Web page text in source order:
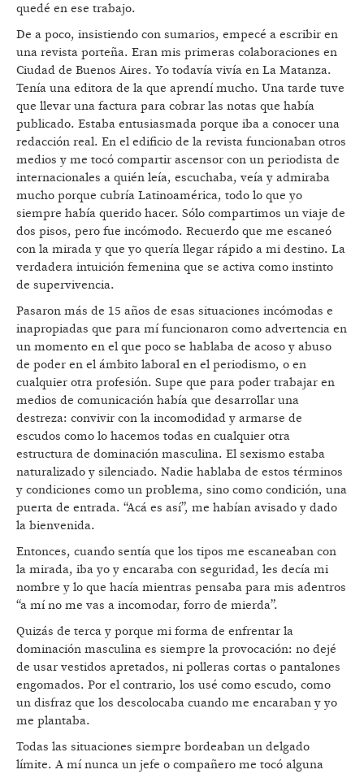
quedé en ese trabajo.
De a poco, insistiendo con sumarios, empecé a escribir en
una revista porteña. Eran mis primeras colaboraciones en
Ciudad de Buenos Aires. Yo todavía vivía en La Matanza.
Tenía una editora de la que aprendí mucho. Una tarde tuve
que llevar una factura para cobrar las notas que había
publicado. Estaba entusiasmada porque iba a conocer una
redacción real. En el edificio de la revista funcionaban otros
medios y me tocó compartir ascensor con un periodista de
internacionales a quién leía, escuchaba, veía y admiraba
mucho porque cubría Latinoamérica, todo lo que yo
siempre había querido hacer. Sólo compartimos un viaje de
dos pisos, pero fue incómodo. Recuerdo que me escaneó
con la mirada y que yo quería llegar rápido a mi destino. La
verdadera intuición femenina que se activa como instinto
de supervivencia.
Pasaron más de 15 años de esas situaciones incómodas e
inapropiadas que para mí funcionaron como advertencia en
un momento en el que poco se hablaba de acoso y abuso
de poder en el ámbito laboral en el periodismo, o en
cualquier otra profesión. Supe que para poder trabajar en
medios de comunicación había que desarrollar una
destreza: convivir con la incomodidad y armarse de
escudos como lo hacemos todas en cualquier otra
estructura de dominación masculina. El sexismo estaba
naturalizado y silenciado. Nadie hablaba de estos términos
y condiciones como un problema, sino como condición, una
puerta de entrada. “Acá es así”, me habían avisado y dado
la bienvenida.
Entonces, cuando sentía que los tipos me escaneaban con
la mirada, iba yo y encaraba con seguridad, les decía mi
nombre y lo que hacía mientras pensaba para mis adentros
“a mí no me vas a incomodar, forro de mierda”.
Quizás de terca y porque mi forma de enfrentar la
dominación masculina es siempre la provocación: no dejé
de usar vestidos apretados, ni polleras cortas o pantalones
engomados. Por el contrario, los usé como escudo, como
un disfraz que los descolocaba cuando me encaraban y yo
me plantaba.
Todas las situaciones siempre bordeaban un delgado
límite. A mí nunca un jefe o compañero me tocó alguna